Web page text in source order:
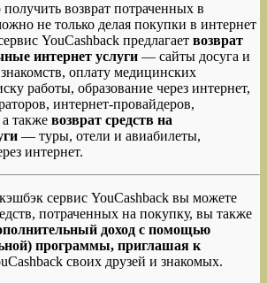
возврат потраченных в
не только делая покупки в интернет
YouCashback предлагает возврат
интернет услуги — сайты досуга и
оплату медицинских
работы, образование через интернет,
интернет-провайдеров,
также возврат средств на
— туры, отели и авиабилеты,
интернет.
сервис YouCashback вы можете
потраченных на покупку, вы также
доход с помощью
программы, приглашая к
своих друзей и знакомых.